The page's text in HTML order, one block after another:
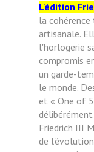
L'édition
la
artisanale.
l'horlogerie
compromis
un garde-
le monde.
et « One of
délibérément
Friedrich III
de